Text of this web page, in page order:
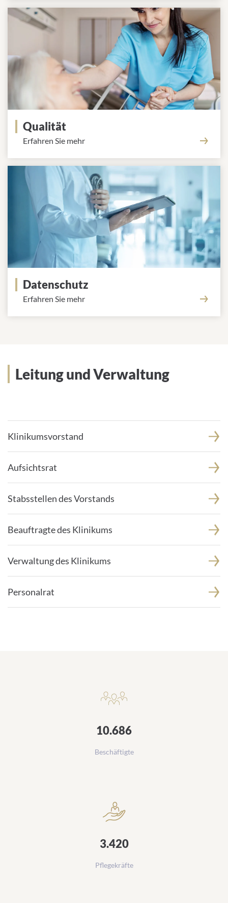
Qualität
Erfahren Sie mehr
Datenschutz
Erfahren Sie mehr
Leitung und Verwaltung
Leitung und Verwaltung
Klinikumsvorstand
Aufsichtsrat
Stabsstellen des Vorstands
Beauftragte des Klinikums
Verwaltung des Klinikums
Personalrat
10.686
Beschäftigte
3.420
Pflegekräfte